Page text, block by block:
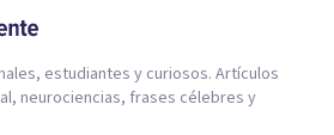
estudiantes y curiosos. Artículos
neurociencias, frases célebres y